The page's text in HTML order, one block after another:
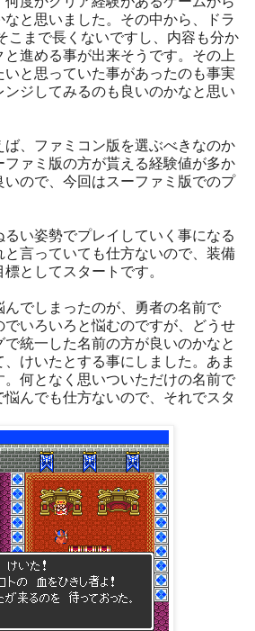
と思いました。その中から、ドラ
こまで長くないですし、内容も分か
と進める事が出来そうです。その上
と思っていた事があったのも事実
ジしてみるのも良いのかなと思い
、ファミコン版を選ぶべきなのか
ファミ版の方が貰える経験値が多か
いので、今回はスーファミ版でのプ
い姿勢でプレイしていく事になる
と言っていても仕方ないので、装備
としてスタートです。
んでしまったのが、勇者の名前で
いろいろと悩むのですが、どうせ
統一した名前の方が良いのかなと
けいたとする事にしました。あま
。何となく思いついただけの名前で
んでも仕方ないので、それでスタ